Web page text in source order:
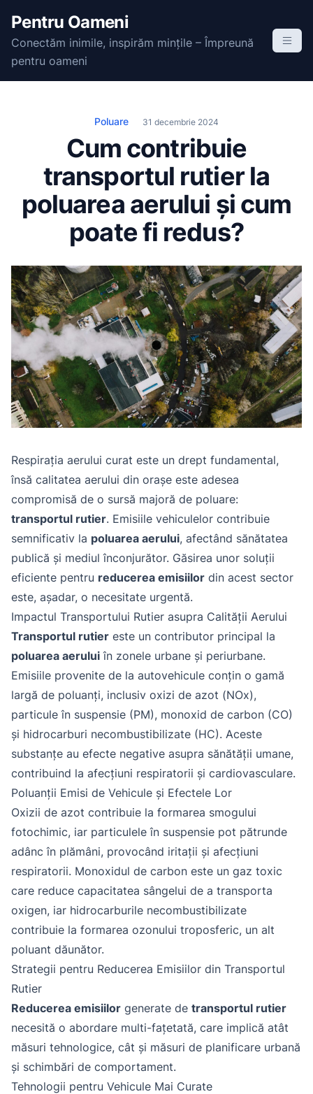
t
Pentru Oameni
Conectăm inimile, inspirăm mințile – Împreună
pentru oameni
Poluare 31 decembrie 2024
Cum contribuie
transportul rutier la
poluarea aerului și cum
poate fi redus?
Respirația aerului curat este un drept fundamental,
însă calitatea aerului din orașe este adesea
compromisă de o sursă majoră de poluare:
transportul rutier. Emisiile vehiculelor contribuie
semnificativ la poluarea aerului, afectând sănătatea
publică și mediul înconjurător. Găsirea unor soluții
eficiente pentru reducerea emisiilor din acest sector
este, așadar, o necesitate urgentă.
Impactul Transportului Rutier asupra Calității Aerului
Transportul rutier este un contributor principal la
poluarea aerului în zonele urbane și periurbane.
Emisiile provenite de la autovehicule conțin o gamă
largă de poluanți, inclusiv oxizi de azot (NOx),
particule în suspensie (PM), monoxid de carbon (CO)
și hidrocarburi necombustibilizate (HC). Aceste
substanțe au efecte negative asupra sănătății umane,
contribuind la afecțiuni respiratorii și cardiovasculare.
Poluanții Emisi de Vehicule și Efectele Lor
Oxizii de azot contribuie la formarea smogului
fotochimic, iar particulele în suspensie pot pătrunde
adânc în plămâni, provocând iritații și afecțiuni
respiratorii. Monoxidul de carbon este un gaz toxic
care reduce capacitatea sângelui de a transporta
oxigen, iar hidrocarburile necombustibilizate
contribuie la formarea ozonului troposferic, un alt
poluant dăunător.
Strategii pentru Reducerea Emisiilor din Transportul
Rutier
Reducerea emisiilor generate de transportul rutier
necesită o abordare multi-fațetată, care implică atât
măsuri tehnologice, cât și măsuri de planificare urbană
și schimbări de comportament.
Tehnologii pentru Vehicule Mai Curate